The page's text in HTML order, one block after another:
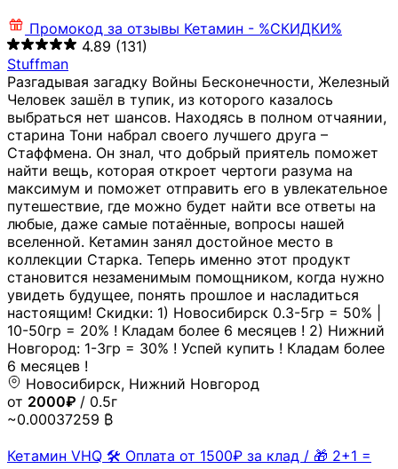
Промокод за отзывы Кетамин - %СКИДКИ%
4.89 (131)
Stuffman
Разгадывая загадку Войны Бесконечности, Железный
Человек зашёл в тупик, из которого казалось
выбраться нет шансов. Находясь в полном отчаянии,
старина Тони набрал своего лучшего друга –
Стаффмена. Он знал, что добрый приятель поможет
найти вещь, которая откроет чертоги разума на
максимум и поможет отправить его в увлекательное
путешествие, где можно будет найти все ответы на
любые, даже самые потаённые, вопросы нашей
вселенной. Кетамин занял достойное место в
коллекции Старка. Теперь именно этот продукт
становится незаменимым помощником, когда нужно
увидеть будущее, понять прошлое и насладиться
настоящим! Скидки: 1) Новосибирск 0.3-5гр = 50% |
10-50гр = 20% ! Кладам более 6 месяцев ! 2) Нижний
Новгород: 1-3гр = 30% ! Успей купить ! Кладам более
6 месяцев !
Новосибирск, Нижний Новгород
от 2000₽ / 0.5г
~0.00037259 ₿
Кетамин VHQ 🛠 Оплата от 1500₽ за клад / 🎁 2+1 =